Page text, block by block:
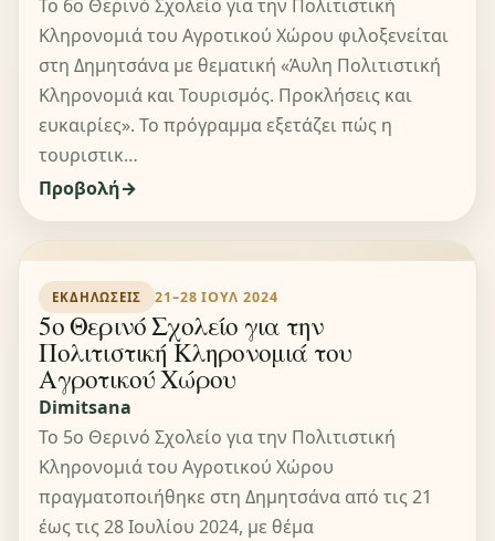
Το 6ο Θερινό Σχολείο για την Πολιτιστική
Κληρονομιά του Αγροτικού Χώρου φιλοξενείται
στη Δημητσάνα με θεματική «Άυλη Πολιτιστική
Κληρονομιά και Τουρισμός. Προκλήσεις και
ευκαιρίες». Το πρόγραμμα εξετάζει πώς η
τουριστικ…
Προβολή
ΕΚΔΗΛΏΣΕΙΣ 21–28 ΙΟΥΛ 2024
5ο Θερινό Σχολείο για την
Πολιτιστική Κληρονομιά του
Αγροτικού Χώρου
Dimitsana
Το 5ο Θερινό Σχολείο για την Πολιτιστική
Κληρονομιά του Αγροτικού Χώρου
πραγματοποιήθηκε στη Δημητσάνα από τις 21
έως τις 28 Ιουλίου 2024, με θέμα